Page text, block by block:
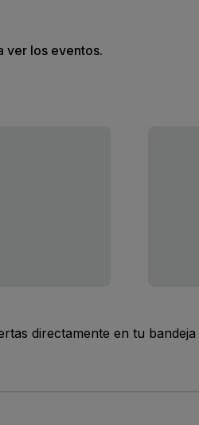
ver los eventos.
directamente en tu